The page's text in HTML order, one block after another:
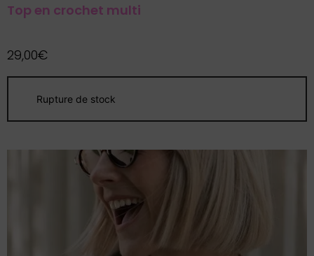
Top en crochet multi
29,00€